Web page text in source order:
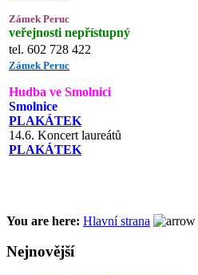
Zámek Peruc
veřejnosti nepřístupný
tel. 602 728 422
Zámek Peruc
Hudba ve Smolnici
Smolnice
PLAKÁTEK
14.6. Koncert laureátů
PLAKÁTEK
You are here: Hlavní strana
Nejnovější